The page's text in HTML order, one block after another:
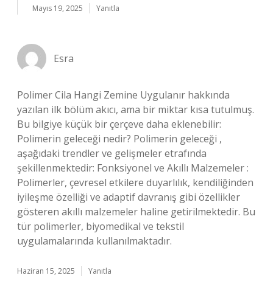
Mayıs 19, 2025 Yanıtla
Esra
Polimer Cila Hangi Zemine Uygulanır hakkında
yazılan ilk bölüm akıcı, ama bir miktar kısa tutulmuş.
Bu bilgiye küçük bir çerçeve daha eklenebilir:
Polimerin geleceği nedir? Polimerin geleceği ,
aşağıdaki trendler ve gelişmeler etrafında
şekillenmektedir: Fonksiyonel ve Akıllı Malzemeler :
Polimerler, çevresel etkilere duyarlılık, kendiliğinden
iyileşme özelliği ve adaptif davranış gibi özellikler
gösteren akıllı malzemeler haline getirilmektedir. Bu
tür polimerler, biyomedikal ve tekstil
uygulamalarında kullanılmaktadır.
Haziran 15, 2025 Yanıtla